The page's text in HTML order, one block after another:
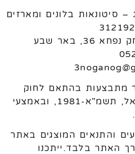
סיטונאות בלונים ומארזים
באר שבע
מתבצעות בהתאם לחוק
הגנת הצרכן בישראל, תשמ"א-1981, ובאמצעי
והתנאים המוצגים באתר
האתר בלבד.ייתכנו